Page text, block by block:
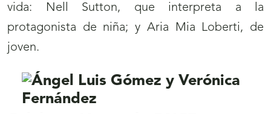
vida: Nell Sutton, que interpreta a la
protagonista de niña; y Aria Mia Loberti, de
joven.